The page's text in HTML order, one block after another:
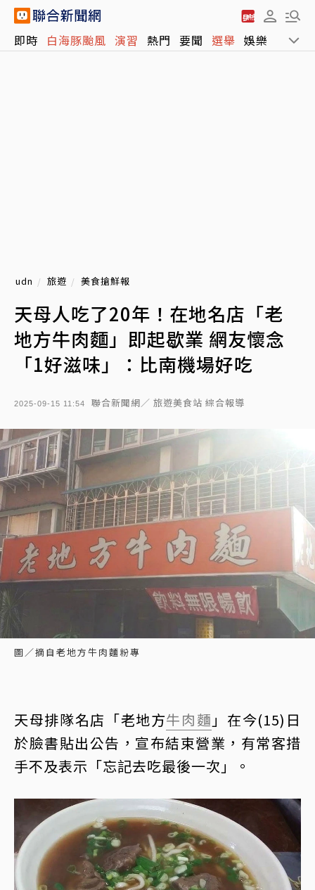
即時 白海豚颱風 演習 熱門 要聞 選舉 娛樂 運動
udn 旅遊 美食搶鮮報
天母人吃了20年！在地名店「老
地方牛肉麵」即起歇業 網友懷念
「1好滋味」：比南機場好吃
2025-09-15 11:54 聯合新聞網／ 旅遊美食站 綜合報導
圖／摘自老地方牛肉麵粉專
天母排隊名店「老地方牛肉麵 」在今(15)日
於臉書貼出公告，宣布結束營業，有常客措
手不及表示「忘記去吃最後一次」。